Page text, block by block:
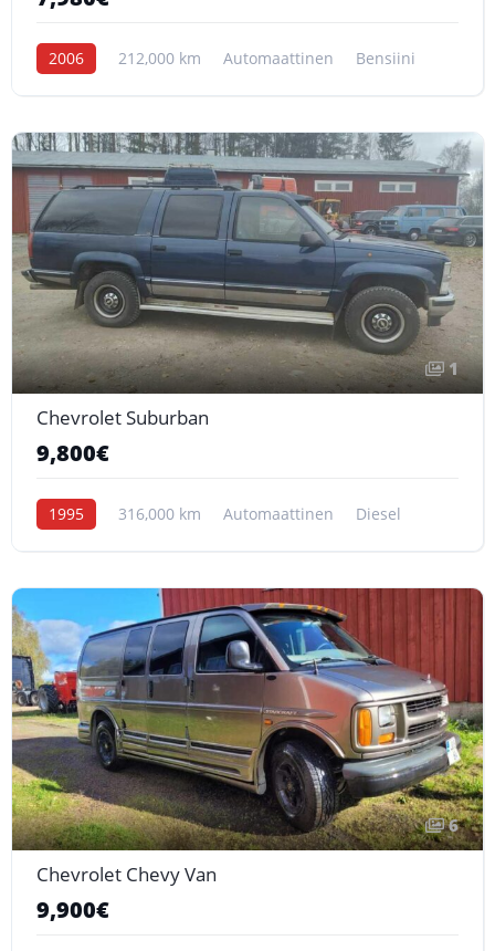
2006 212,000 km Automaattinen Bensiini
1
Chevrolet Suburban
9,800€
1995 316,000 km Automaattinen Diesel
6
Chevrolet Chevy Van
9,900€